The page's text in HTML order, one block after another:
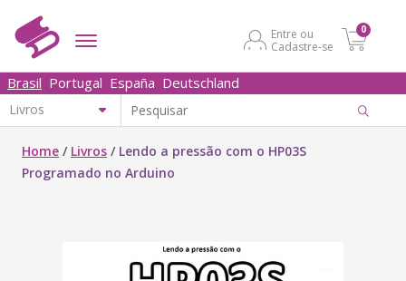
Entre ou
Cadastre-se
0
Brasil Portugal España Deutschland
Home / Livros / Lendo a pressão com o HP03S
Programado no Arduino